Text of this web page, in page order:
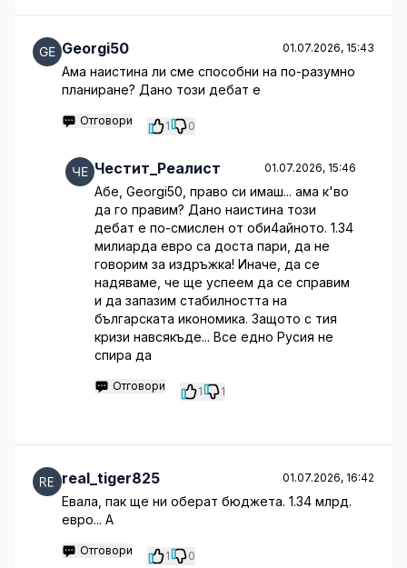
Georgi50 01.07.2026, 15:43
Ама наистина ли сме способни на по-разумно
планиране? Дано този дебат е
Отговори 1 0
Честит_Реалист 01.07.2026, 15:46
Абе, Georgi50, право си имаш... ама к'во
да го правим? Дано наистина този
дебат е по-смислен от оби4айното. 1.34
милиарда евро са доста пари, да не
говорим за издръжка! Иначе, да се
надяваме, че ще успеем да се справим
и да запазим стабилността на
българската икономика. Защото с тия
кризи навсякъде... Все едно Русия не
спира да
Отговори 1 1
real_tiger825 01.07.2026, 16:42
Евала, пак ще ни оберат бюджета. 1.34 млрд.
евро... А
Отговори 1 0